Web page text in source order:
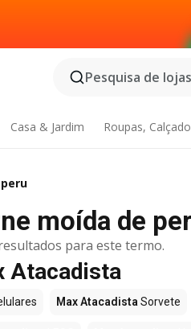
Pesquisa de
Casa & Jardim Roupas,
moída de
para este termo.
Atacadista
Max Atacadista Sorvete